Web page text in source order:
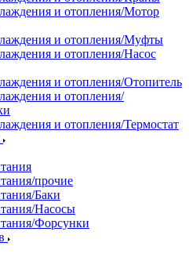
и отопления/Мотор
и отопления/Муфты
и отопления/Насос
и отопления/Отопитель
и отопления/
и отопления/Термостат
прочие
Баки
Насосы
Форсунки